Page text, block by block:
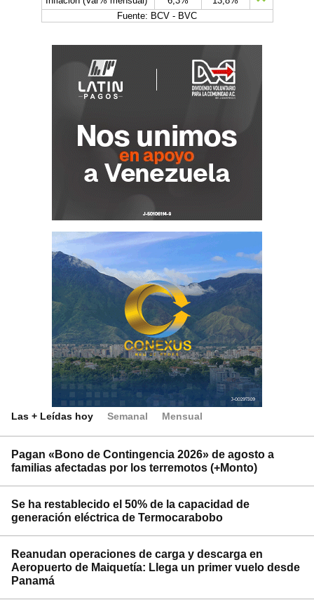
Fuente: BCV - BVC
Las + Leídas hoy Semanal Mensual
Pagan «Bono de Contingencia 2026» de agosto a
familias afectadas por los terremotos (+Monto)
Se ha restablecido el 50% de la capacidad de
generación eléctrica de Termocarabobo
Reanudan operaciones de carga y descarga en
Aeropuerto de Maiquetía: Llega un primer vuelo desde
Panamá